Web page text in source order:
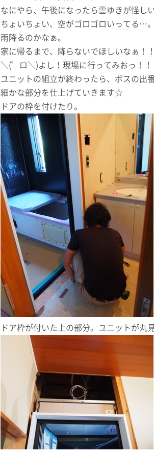
なにやら、午後になったら雲ゆきが怪しい
ちょいちょい、空がゴロゴロいってる…。
雨降るのかなぁ。
家に帰るまで、降らないでほしいなぁ！！
＼(゜ロ＼)よし！現場に行ってみおっ！！
ユニットの組立が終わったら、ボスの出
細かな部分を仕上げていきます☆
ドアの枠を付けたり。
ドア枠が付いた上の部分。ユニットが丸